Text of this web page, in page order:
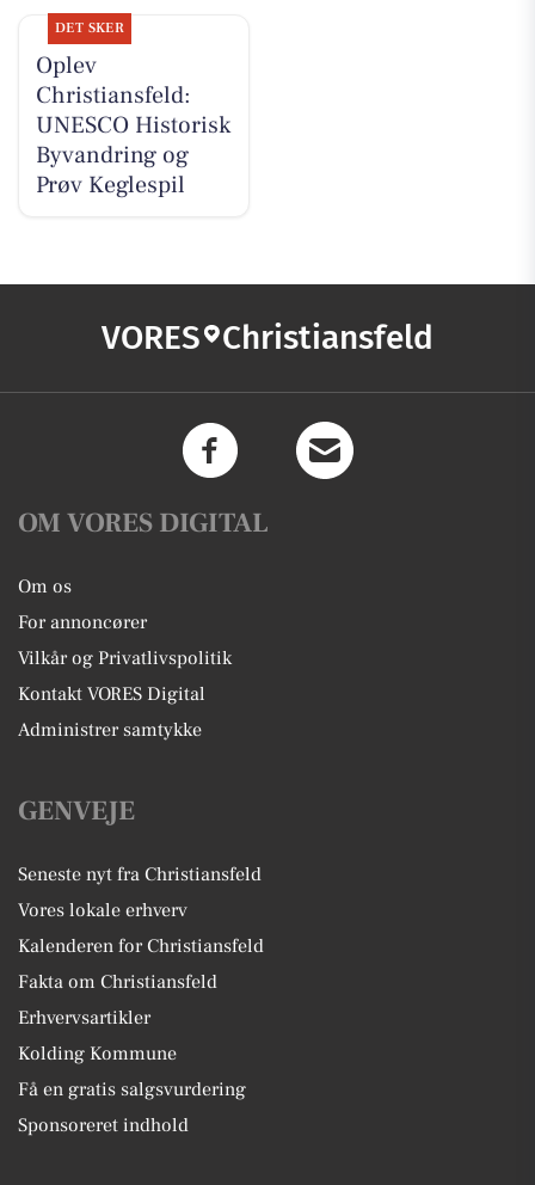
DET SKER
Oplev
Christiansfeld:
UNESCO Historisk
Byvandring og
Prøv Keglespil
VORES Christiansfeld
OM VORES DIGITAL
Om os
For annoncører
Vilkår og Privatlivspolitik
Kontakt VORES Digital
Administrer samtykke
GENVEJE
Seneste nyt fra Christiansfeld
Vores lokale erhverv
Kalenderen for Christiansfeld
Fakta om Christiansfeld
Erhvervsartikler
Kolding Kommune
Få en gratis salgsvurdering
Sponsoreret indhold